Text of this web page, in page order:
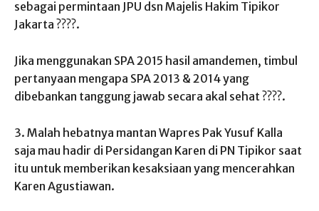
sebagai permintaan JPU dsn Majelis Hakim Tipikor
Jakarta ????.
Jika menggunakan SPA 2015 hasil amandemen, timbul
pertanyaan mengapa SPA 2013 & 2014 yang
dibebankan tanggung jawab secara akal sehat ????.
3. Malah hebatnya mantan Wapres Pak Yusuf Kalla
saja mau hadir di Persidangan Karen di PN Tipikor saat
itu untuk memberikan kesaksiaan yang mencerahkan
Karen Agustiawan.